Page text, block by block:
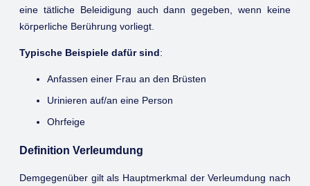
eine tätliche Beleidigung auch dann gegeben, wenn keine
körperliche Berührung vorliegt.
Typische Beispiele dafür sind:
Anfassen einer Frau an den Brüsten
Urinieren auf/an eine Person
Ohrfeige
Definition Verleumdung
Demgegenüber gilt als Hauptmerkmal der Verleumdung nach